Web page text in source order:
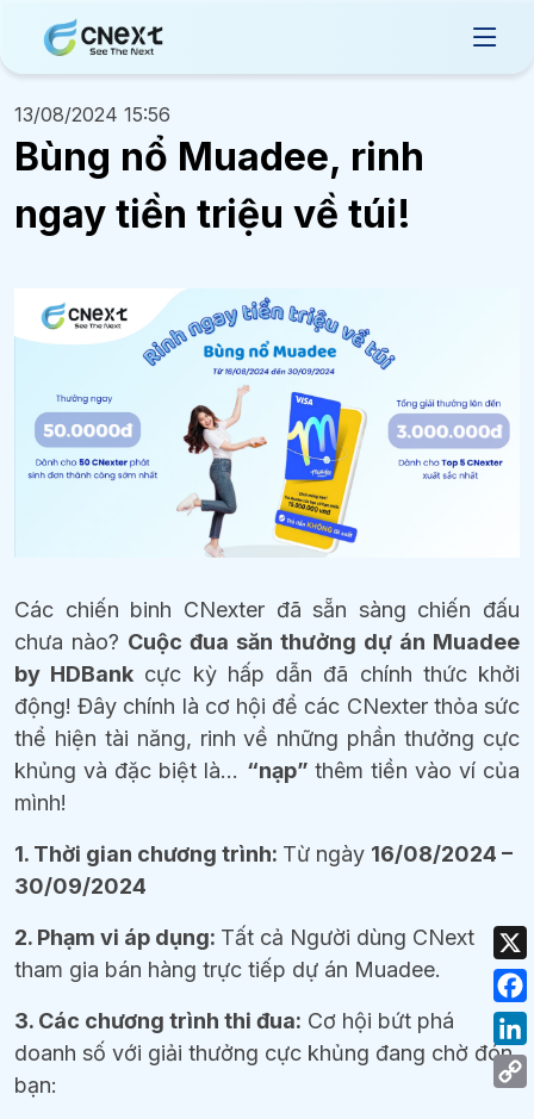
13/08/2024 15:56
Bùng nổ Muadee, rinh
ngay tiền triệu về túi!
Các chiến binh CNexter đã sẵn sàng chiến đấu
chưa nào? Cuộc đua săn thưởng dự án Muadee
by HDBank cực kỳ hấp dẫn đã chính thức khởi
động! Đây chính là cơ hội để các CNexter thỏa sức
thể hiện tài năng, rinh về những phần thưởng cực
khủng và đặc biệt là… “nạp” thêm tiền vào ví của
mình!
1. Thời gian chương trình: Từ ngày 16/08/2024 –
30/09/2024
2. Phạm vi áp dụng: Tất cả Người dùng CNext
tham gia bán hàng trực tiếp dự án Muadee.
3. Các chương trình thi đua: Cơ hội bứt phá
doanh số với giải thưởng cực khủng đang chờ đón
bạn: